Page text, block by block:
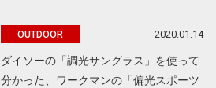
OUTDOOR 2020.01.14
ダイソーの「調光サングラス」を使って
分かった、ワークマンの「偏光スポーツ